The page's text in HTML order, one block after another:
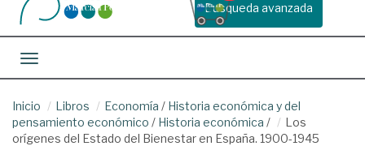
Busqueda avanzada
Toggle navigation
Inicio Libros Economía / Historia económica y del
pensamiento económico / Historia económica /
Los
orígenes del Estado del Bienestar en España. 1900-1945